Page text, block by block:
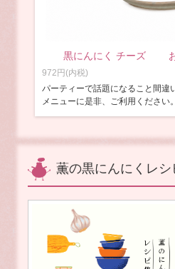
黒にんにく チーズ
972円(内税)
パーティーで話題になること間違
メニューに是非、ご利用ください。
薫の黒にんにくレシ